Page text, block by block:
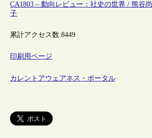
CA1803 – 動向レビュー：社史の世界 / 熊谷尚
子
累計アクセス数:8449
印刷用ページ
カレントアウェアネス・ポータル